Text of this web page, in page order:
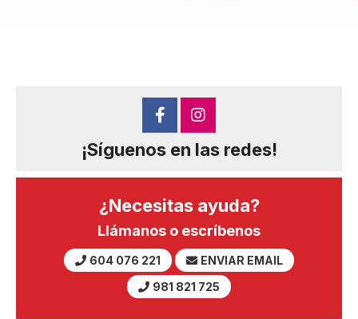
¡Síguenos en las redes!
¿Necesitas ayuda?
Llámanos o escríbenos
604 076 221
ENVIAR EMAIL
981 821 725